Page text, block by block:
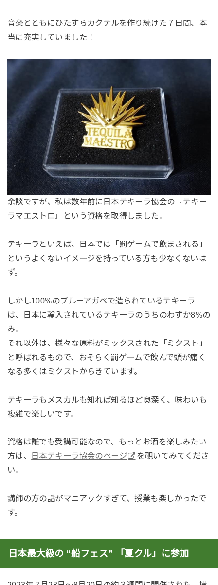
音楽とともにひたすらカクテルを作り続けた７日間、本
当に充実していました！
余談ですが、私は数年前に日本テキーラ協会の『テキー
ラマエストロ』という資格を取得しました。
テキーラといえば、日本では「罰ゲームで飲まされる」
というよくないイメージを持っている方も少なくないは
ず。
しかし100%のブルーアガベで造られているテキーラ
は、日本に輸入されているテキーラのうちのわずか8%の
み。
それ以外は、様々な原料がミックスされた「ミクスト」
と呼ばれるもので、おそらく罰ゲームで飲んで頭が痛く
なる多くはミクストからきています。
テキーラもメスカルも知れば知るほど奥深く、味わいも
複雑で楽しいです。
資格は誰でも受講可能なので、もっとお酒を楽しみたい
方は、
日本テキーラ協会のページ
を覗いてみてくださ
い。
講師の方の話がマニアックすぎて、授業も楽しかったで
す。
日本最大級の “船フェス” 「夏クル」に参加